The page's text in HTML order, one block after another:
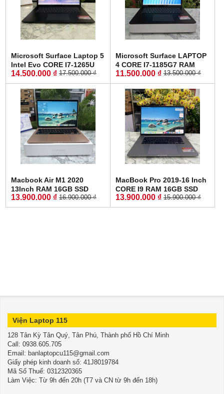
Microsoft Surface Laptop 5
Intel Evo CORE I7-1265U
RAM 16GB SSD 512GB
MÀN HÌNH : 13.5" Inch QHD
Touch Screen
14.500.000 ₫ 17.500.000 ₫
Microsoft Surface LAPTOP
4 CORE I7-1185G7 RAM
16GB SSD 256GB MÀN
HÌNH : 15" Inch 2K Touch
Screen
11.500.000 ₫ 13.500.000 ₫
Macbook Air M1 2020
13Inch RAM 16GB SSD
512GB (Gold) - New 99%
13.900.000 ₫ 16.900.000 ₫
MacBook Pro 2019-16 Inch
CORE I9 RAM 16GB SSD
1.000GB Radeon Pro
5500M 4GB Touch Bar -
13.900.000 ₫ 15.900.000 ₫
Viện Laptop 115
128 Tân Kỳ Tân Quý, Tân Phú, Thành phố Hồ Chí Minh
​​​​​​​Call: 0938.605.705
Email: banlaptopcu115@gmail.com
Giấy phép kinh doanh số: 41J8019784
Mã Số Thuế: 0312320365
Làm Việc: Từ 9h đến 20h (T7 và CN từ 9h đến 18h)